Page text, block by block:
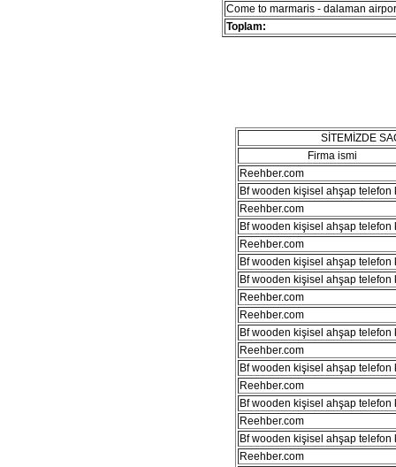
Come to marmaris - dalaman
Toplam:
SİTEMİZDE
Firma ismi
Reehber.com
Bf wooden kişisel ahşap telefon
Reehber.com
Bf wooden kişisel ahşap telefon
Reehber.com
Bf wooden kişisel ahşap telefon
Bf wooden kişisel ahşap telefon
Reehber.com
Reehber.com
Bf wooden kişisel ahşap telefon
Reehber.com
Bf wooden kişisel ahşap telefon
Reehber.com
Bf wooden kişisel ahşap telefon
Reehber.com
Bf wooden kişisel ahşap telefon
Reehber.com